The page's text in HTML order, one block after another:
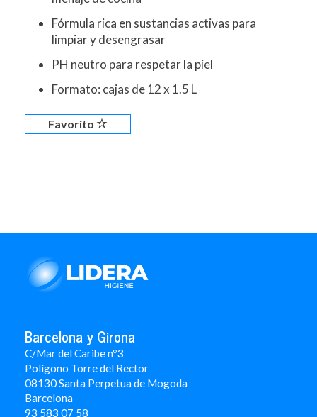
Fórmula rica en sustancias activas para
limpiar y desengrasar
PH neutro para respetar la piel
Formato: cajas de 12 x 1.5 L
Favorito
Barcelona y Girona
C/Mar del Caribe nº3
Polígono Torre del Rector
08130 Santa Perpetua de Mogoda
Barcelona
93 583 07 58